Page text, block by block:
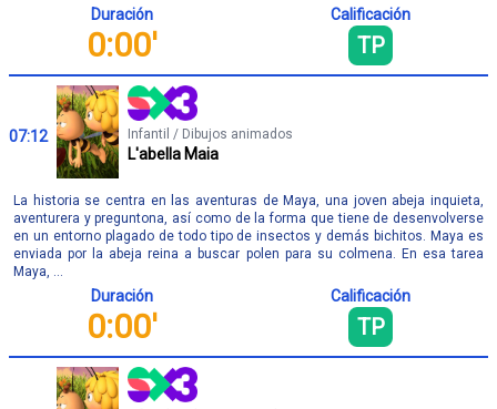
Duración
0:00'
Calificación
TP
07:12 Infantil / Dibujos animados
L'abella Maia
La historia se centra en las aventuras de Maya, una joven abeja inquieta,
aventurera y preguntona, así como de la forma que tiene de desenvolverse
en un entorno plagado de todo tipo de insectos y demás bichitos. Maya es
enviada por la abeja reina a buscar polen para su colmena. En esa tarea
Maya, ...
Duración
0:00'
Calificación
TP